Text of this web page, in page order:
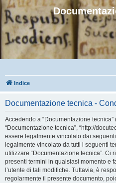
Indice
Documentazione tecnica -
Accedendo a “Documentazione tecnica”
“Documentazione tecnica”, “http://
essere legalmente vincolato dai
legalmente vincolato da tutti i seguenti
utilizzare “Documentazione tecnica”. Ci
presenti termini in qualsiasi momento e
l’utente di tali modifiche. Tuttavia, è
regolarmente il presente documento,